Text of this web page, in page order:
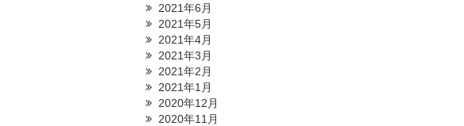
2021年6月
2021年5月
2021年4月
2021年3月
2021年2月
2021年1月
2020年12月
2020年11月